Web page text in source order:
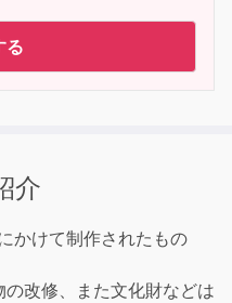
る
介
かけて制作されたもの
改修、また文化財などは